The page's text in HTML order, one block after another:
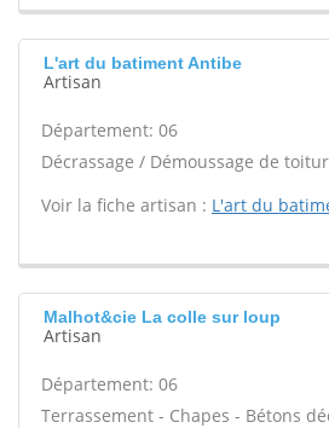
L'art du batiment Antibe
Artisan
Département: 06
Décrassage / Démoussage de
Voir la fiche artisan : L'art du
Malhot&cie La colle sur loup
Artisan
Département: 06
Terrassement - Chapes - Bétons